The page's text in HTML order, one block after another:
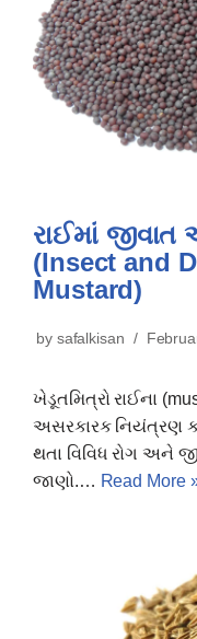
રાઈમાં
(Insect and
Mustard)
by safalkisan
ખેડૂતમિત્રો રાઈના
અસરકારક નિયંત્રણ
થતા વિવિધ રોગ અને
જાણો.… Read More